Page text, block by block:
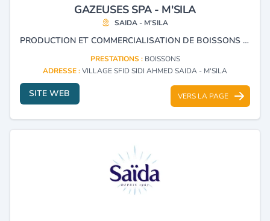
GAZEUSES SPA - M'SILA
SAIDA - M'SILA
PRODUCTION ET COMMERCIALISATION DE BOISSONS NON ALCOOLISÉES ET EAUX MINÉRALES.
PRESTATIONS : BOISSONS
ADRESSE :VILLAGE SFID SIDI AHMED SAIDA - M'SILA
SITE WEB VERS LA PAGE